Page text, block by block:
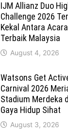
IJM Allianz Duo
Challenge 2026
Kekal Antara
Terbaik Malaysia
August 4, 2026
Watsons Get
Carnival 2026
Stadium Merdeka
Gaya Hidup Sihat
August 3, 2026